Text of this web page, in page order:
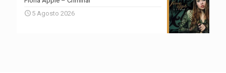
5 Agosto 2026